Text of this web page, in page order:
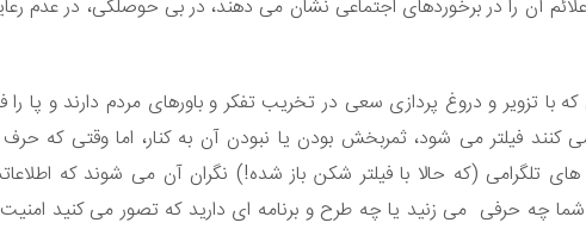
آن را در برخوردهای اجتماعی نشان می دهند، در بی حوصلگی، در عدم
با تزویر و دروغ پردازی سعی در تخریب تفکر و باورهای مردم دارند و پا را
فیلتر می شود، ثمربخش بودن یا نبودن آن به کنار، اما وقتی که حرف
تلگرامی (که حالا با فیلتر شکن باز شده!) نگران آن می شوند که
چه حرفی می زنید یا چه طرح و برنامه ای دارید که تصور می کنید